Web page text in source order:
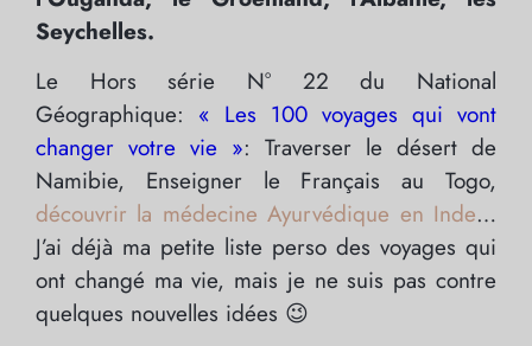
Seychelles.
Le Hors série N° 22 du National
Géographique: « Les 100 voyages qui vont
changer votre vie »: Traverser le désert de
Namibie, Enseigner le Français au Togo,
découvrir la médecine Ayurvédique en Inde…
J’ai déjà ma petite liste perso des voyages qui
ont changé ma vie, mais je ne suis pas contre
quelques nouvelles idées 😉